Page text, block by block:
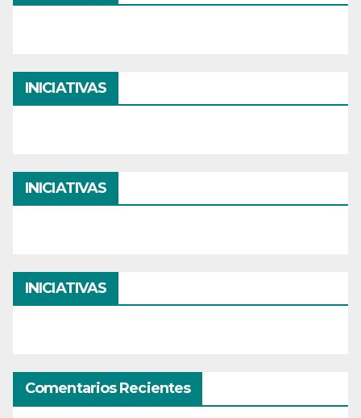
INICIATIVAS
INICIATIVAS
INICIATIVAS
Comentarios Recientes